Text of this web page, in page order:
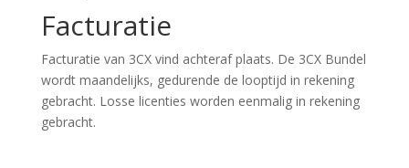
Facturatie
Facturatie van 3CX vind achteraf plaats. De 3CX Bundel
wordt maandelijks, gedurende de looptijd in rekening
gebracht. Losse licenties worden eenmalig in rekening
gebracht.